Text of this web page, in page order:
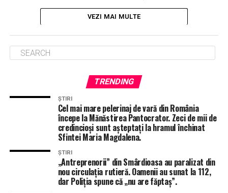
VEZI MAI MULTE
TRENDING
ȘTIRI
Cel mai mare pelerinaj de vară din România
începe la Mănăstirea Pantocrator. Zeci de mii de
credincioși sunt așteptați la hramul închinat
Sfintei Maria Magdalena.
ȘTIRI
„Antreprenorii” din Smârdioasa au paralizat din
nou circulația rutieră. Oamenii au sunat la 112,
dar Poliția spune că „nu are făptaș”.